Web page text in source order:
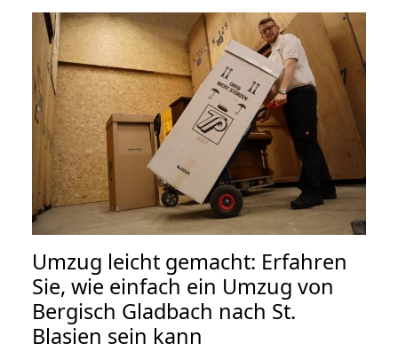
Umzug leicht gemacht: Erfahren
Sie, wie einfach ein Umzug von
Bergisch Gladbach nach St.
Blasien sein kann